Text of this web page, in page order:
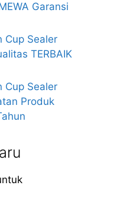
Garansi
Cup Sealer
TERBAIK
Cup Sealer
Produk